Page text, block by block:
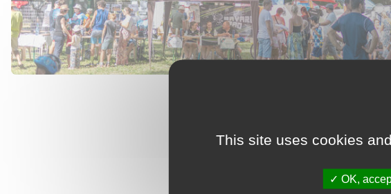
This site uses cookies
OK,
service vie associative pour